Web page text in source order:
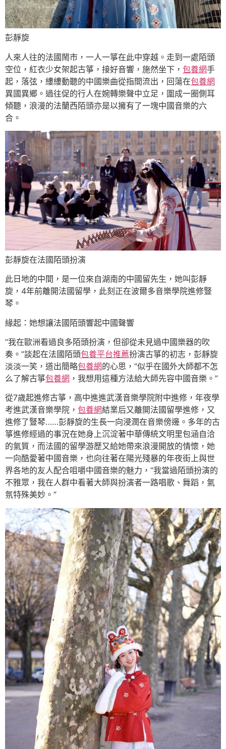
彭靜旋
人來人往的法國鬧市，一人一箏在此中穿越。走到一處陌頭
空位，紅衣少女架起古箏，接好音響，施然坐下， 包養網手
起，落弦，縷縷動聽的中國樂曲從指間流出，回蕩在包養網
異國異鄉。過往促的行人在婉轉樂聲中立足，圍成一圈側耳
傾聽，浪漫的法蘭西陌頭亦是以擁有了一塊中國音樂的六
合。
彭靜旋在法國陌頭扮演
此日地的中間，是一位來自湖南的中國留先生，她叫彭靜
旋，4年前離開法國留學，此刻正在波爾多音樂學院進修豎
琴。
緣起：她想讓法國陌頭響起中國聲響
“我在歐洲看過良多陌頭扮演，但卻從未見過中國樂器的吹
奏。”談起在法國陌頭包養平台推薦扮演古箏的初志，彭靜旋
淡淡一笑，道出簡略包養網的心思，“似乎在國外大師都不怎
么了解古箏包養網 ，我想用這種方法給大師先容中國音樂。”
從7歲起進修古箏，高中進進武漢音樂學院附中進修，年夜學
考進武漢音樂學院， 包養網結業后又離開法國留學進修，又
進修了豎琴……彭靜旋的生長一向浸潤在音樂傍邊。多年的古
箏進修經過的事況在她身上沉淀著中華傳統文明里包涵自洽
的氣質，而法國的留學游歷又給她帶來浪漫開放的情懷，她
一向酷愛著中國音樂，也向往著在陽光殘暴的年夜街上與世
界各地的友人配合咀嚼中國音樂的魅力，“我當過陌頭扮演的
不雅眾，我在人群中看著大師與扮演者一路唱歌、舞蹈，氣
氛特殊美妙。”